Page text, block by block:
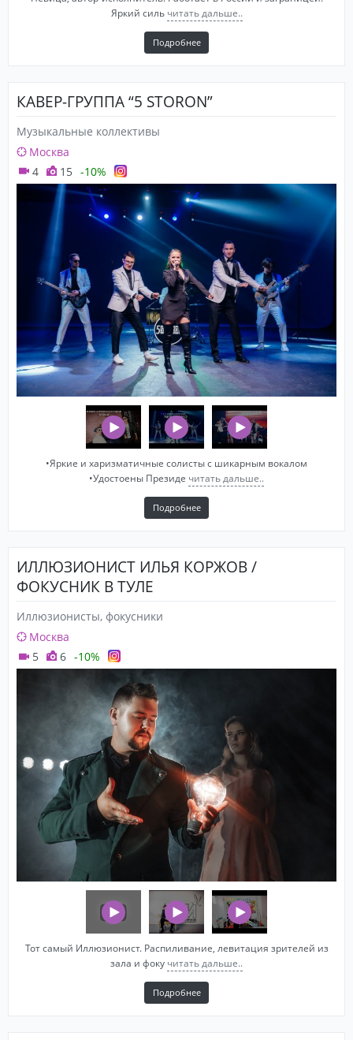
Яркий силь читать дальше..
Подробнее
КАВЕР-ГРУППА “5 STORON”
Музыкальные коллективы
Москва
4
15 -10%
•Яркие и харизматичные солисты с шикарным вокалом
•Удостоены Президе читать дальше..
Подробнее
ИЛЛЮЗИОНИСТ ИЛЬЯ КОРЖОВ /
ФОКУСНИК В ТУЛЕ
Иллюзионисты, фокусники
Москва
5
6 -10%
Тот самый Иллюзионист. Распиливание, левитация зрителей из
зала и фоку читать дальше..
Подробнее